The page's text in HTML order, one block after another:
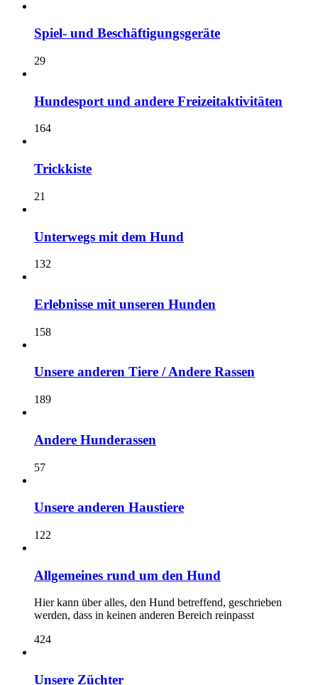
Spiel- und Beschäftigungsgeräte
29
Hundesport und andere Freizeitaktivitäten
164
Trickkiste
21
Unterwegs mit dem Hund
132
Erlebnisse mit unseren Hunden
158
Unsere anderen Tiere / Andere Rassen
189
Andere Hunderassen
57
Unsere anderen Haustiere
122
Allgemeines rund um den Hund
Hier kann über alles, den Hund betreffend, geschrieben
werden, dass in keinen anderen Bereich reinpasst
424
Unsere Züchter